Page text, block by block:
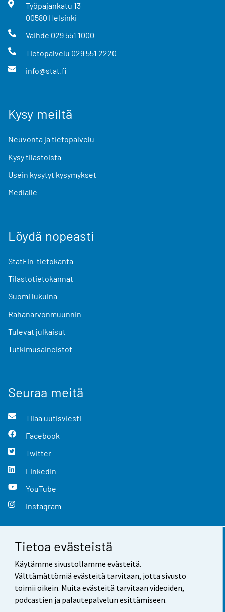
Tietoa evästeistä
Käytämme sivustollamme evästeitä.
Välttämättömiä evästeitä tarvitaan, jotta sivusto
toimii oikein. Muita evästeitä tarvitaan videoiden,
podcastien ja palautepalvelun esittämiseen.
Työpajankatu 13
00580 Helsinki
Vaihde 029 551 1000
Tietopalvelu 029 551 2220
info@stat.fi
Kysy meiltä
Neuvonta ja tietopalvelu
Kysy tilastoista
Usein kysytyt kysymykset
Medialle
Löydä nopeasti
StatFin-tietokanta
Tilastotietokannat
Suomi lukuina
Rahanarvonmuunnin
Tulevat julkaisut
Tutkimusaineistot
Seuraa meitä
Tilaa uutisviesti
Facebook
Twitter
LinkedIn
YouTube
Instagram
Yhteystiedot
Palaute
Käyttöehdot